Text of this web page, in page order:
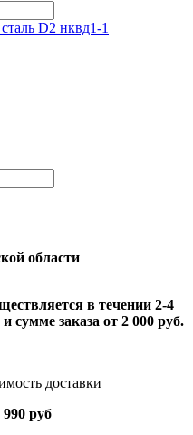
D2 нквд1-1
области
в течении 2-4
заказа от 2 000 руб.
доставки
990 руб